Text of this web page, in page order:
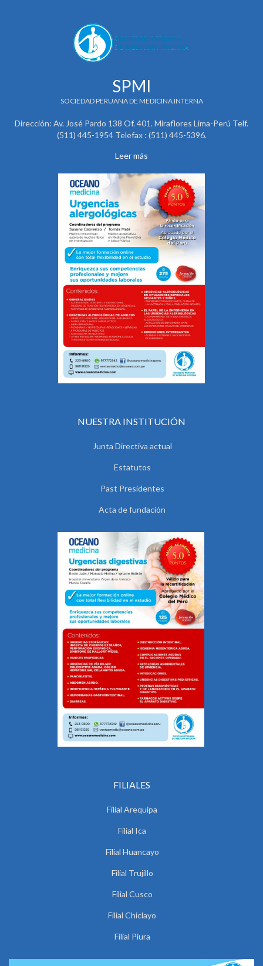
SPMI
SOCIEDAD PERUANA DE MEDICINA INTERNA
Dirección: Av. José Pardo 138 Of. 401. Miraflores Lima-Perú Telf.
(511) 445-1954 Telefax : (511) 445-5396.
Leer más
NUESTRA INSTITUCIÓN
Junta Directiva actual
Estatutos
Past Presidentes
Acta de fundación
FILIALES
Filial Arequipa
Filial Ica
Filial Huancayo
Filial Trujillo
Filial Cusco
Filial Chiclayo
Filial Piura